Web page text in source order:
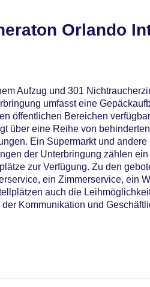
Orlando
Aufzug und 301
umfasst eine
öffentlichen Bereichen
über eine Reihe von
Ein Supermarkt und
der Unterbringung zählen
zur Verfügung. Zu den
ein Zimmerservice, ein
auch die
Kommunikation und